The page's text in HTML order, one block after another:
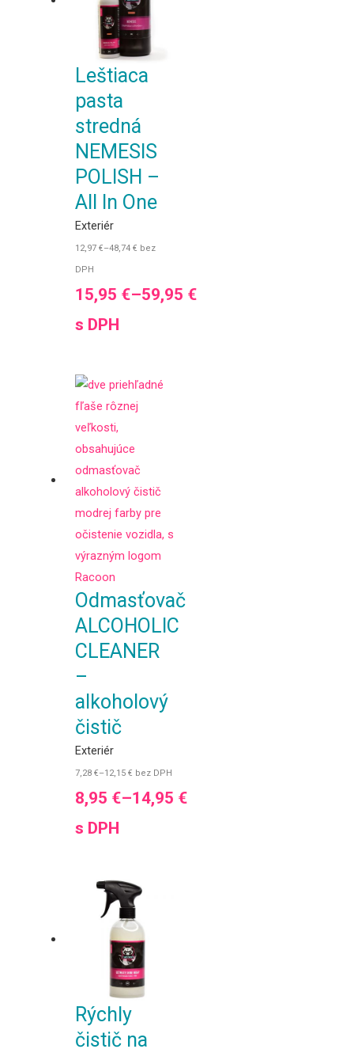
Leštiaca
pasta
stredná
NEMESIS
POLISH –
All In One
Exteriér
12,97€–48,74€ bez
DPH
15,95 €–59,95 €
s DPH
Odmasťovač
ALCOHOLIC
CLEANER
–
alkoholový
čistič
Exteriér
7,28€–12,15€ bez DPH
8,95 €–14,95 €
s DPH
Rýchly
čistič na